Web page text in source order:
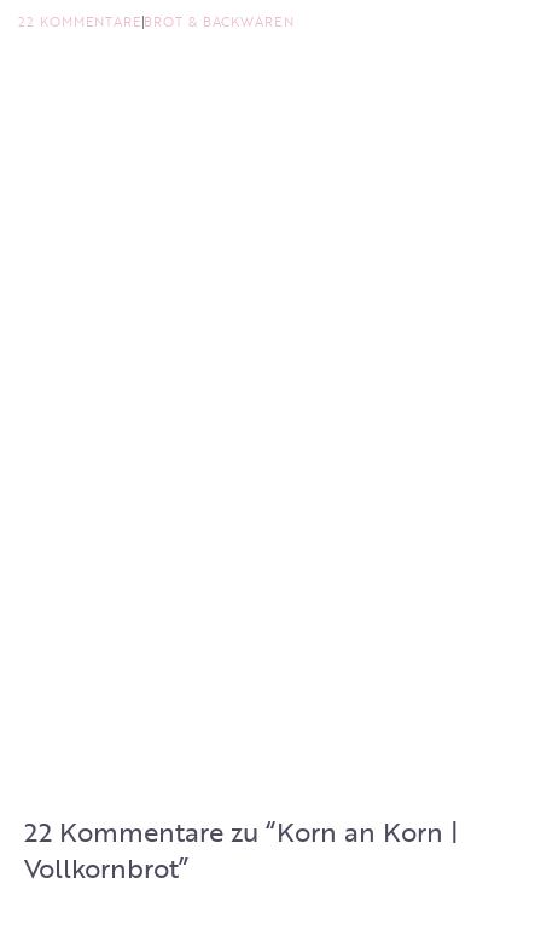
22 KOMMENTAREBROT & BACKWAREN
22 Kommentare zu “Korn an Korn |
Vollkornbrot”